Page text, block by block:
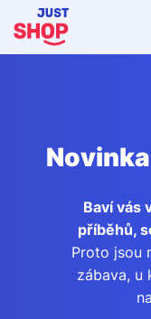
Baví vás
příběhů,
Proto jsou
zábava, u